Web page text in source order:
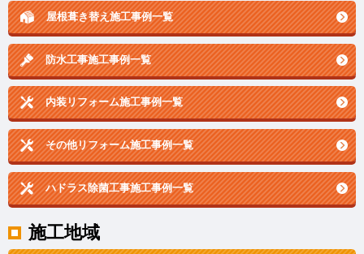
屋根葺き替え施工事例一覧
防水工事施工事例一覧
内装リフォーム施工事例一覧
その他リフォーム施工事例一覧
ハドラス除菌工事施工事例一覧
施工地域